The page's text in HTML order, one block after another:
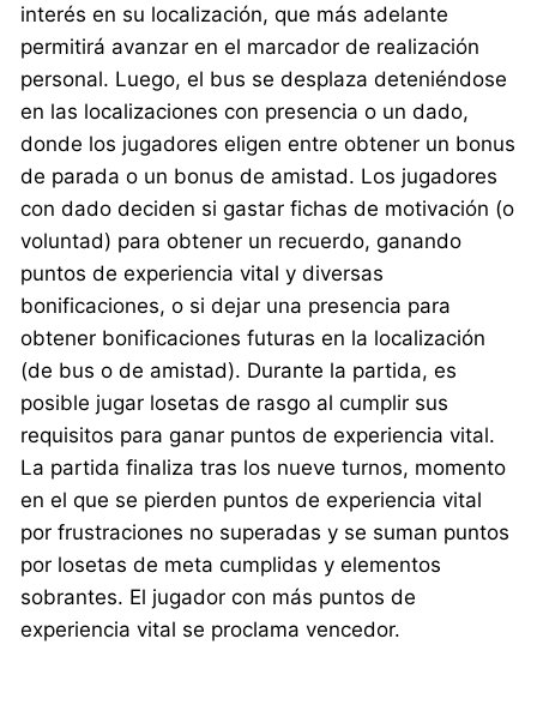
interés en su localización, que más adelante
permitirá avanzar en el marcador de realización
personal. Luego, el bus se desplaza deteniéndose
en las localizaciones con presencia o un dado,
donde los jugadores eligen entre obtener un bonus
de parada o un bonus de amistad. Los jugadores
con dado deciden si gastar fichas de motivación (o
voluntad) para obtener un recuerdo, ganando
puntos de experiencia vital y diversas
bonificaciones, o si dejar una presencia para
obtener bonificaciones futuras en la localización
(de bus o de amistad). Durante la partida, es
posible jugar losetas de rasgo al cumplir sus
requisitos para ganar puntos de experiencia vital.
La partida finaliza tras los nueve turnos, momento
en el que se pierden puntos de experiencia vital
por frustraciones no superadas y se suman puntos
por losetas de meta cumplidas y elementos
sobrantes. El jugador con más puntos de
experiencia vital se proclama vencedor.